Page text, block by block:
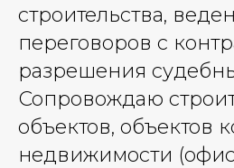
строительства,
переговоров с
разрешения
Сопровождаю
объектов, объектов
недвижимости